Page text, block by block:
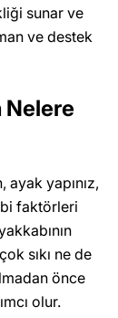
sunar ve
ve destek
Nelere
ayak yapınız,
faktörleri
sıkı ne de
önce
olur.